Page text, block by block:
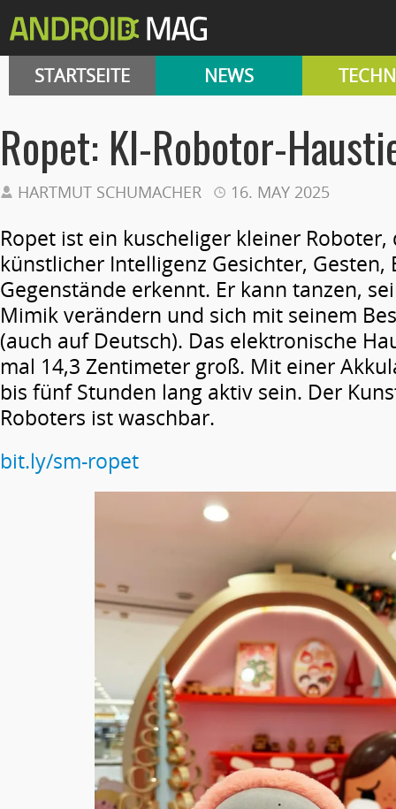
STARTSEITE NEWS
Ropet: KI-Robotor-
HARTMUT SCHUMACHER 16. MAY 2025
Ropet ist ein kuscheliger kleiner Roboter,
künstlicher Intelligenz Gesichter,
Gegenstände erkennt. Er kann tanzen,
Mimik verändern und sich mit seinem
(auch auf Deutsch). Das elektronische
mal 14,3 Zentimeter groß. Mit einer
bis fünf Stunden lang aktiv sein. Der
Roboters ist waschbar.
bit.ly/sm-ropet